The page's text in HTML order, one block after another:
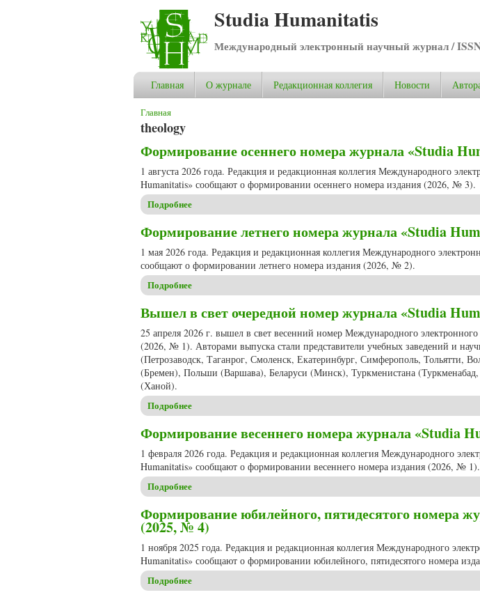
Studia Humanitatis
Международный электронный научный журнал /
Главная О журнале Редакционная коллегия Новости
Вы здесь
Главная
theology
Формирование осеннего номера журнала «Studia
1 августа 2026 года. Редакция и редакционная коллегия Международного
Humanitatis» сообщают о формировании осеннего номера издания (2026, № 3).
Подробнее
Формирование летнего номера журнала «Studia
1 мая 2026 года. Редакция и редакционная коллегия Международного
сообщают о формировании летнего номера издания (2026, № 2).
Подробнее
Вышел в свет очередной номер журнала «Studia
25 апреля 2026 г. вышел в свет весенний номер Международного
(2026, № 1). Авторами выпуска стали представители учебных заведений и
(Петрозаводск, Таганрог, Смоленск, Екатеринбург, Симферополь, Тольятти,
(Бремен), Польши (Варшава), Беларуси (Минск), Туркменистана
(Ханой).
Подробнее
Формирование весеннего номера журнала «Studia
1 февраля 2026 года. Редакция и редакционная коллегия Международного
Humanitatis» сообщают о формировании весеннего номера издания (2026, № 1).
Подробнее
Формирование юбилейного, пятидесятого номера
(2025, № 4)
1 ноября 2025 года. Редакция и редакционная коллегия Международного
Humanitatis» сообщают о формировании юбилейного, пятидесятого номера
Подробнее